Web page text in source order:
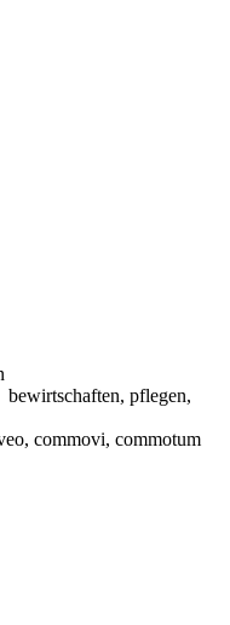
pflegen,
commovi, commotum